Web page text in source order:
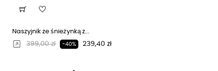
Naszyjnik ze śnieżynką z...
Regularna cena
399,00 zł -40% Cena
239,40 zł